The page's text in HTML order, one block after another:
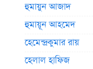
হুমায়ুন আজাদ
হুমায়ূন আহমেদ
হেমেন্দ্রকুমার রায়
হেলাল হাফিজ